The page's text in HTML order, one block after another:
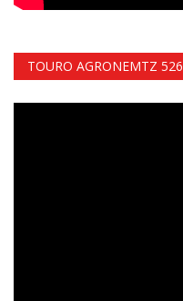
TOURO AGRONEMTZ 526